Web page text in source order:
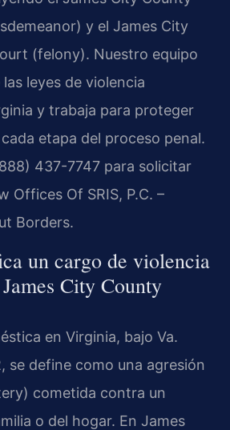
y el James City
(felony). Nuestro equipo
leyes de violencia
y trabaja para proteger
etapa del proceso penal.
437-7747 para solicitar
Offices Of SRIS, P.C. –
Borders.
un cargo de violencia
City County
en Virginia, bajo Va.
se define como una agresión
cometida contra un
o del hogar. En James